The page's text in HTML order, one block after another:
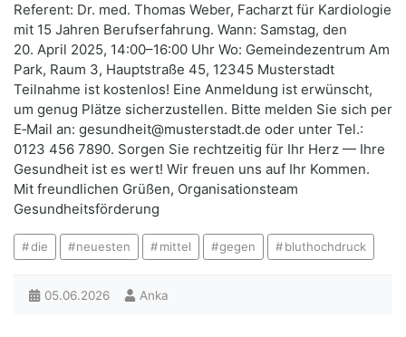
Referent: Dr. med. Thomas Weber, Facharzt für Kardiologie
mit 15 Jahren Berufserfahrung. Wann: Samstag, den
20. April 2025, 14:00–16:00 Uhr Wo: Gemeindezentrum Am
Park, Raum 3, Hauptstraße 45, 12345 Musterstadt
Teilnahme ist kostenlos! Eine Anmeldung ist erwünscht,
um genug Plätze sicherzustellen. Bitte melden Sie sich per
E‑Mail an: gesundheit@musterstadt.de oder unter Tel.:
0123 456 7890. Sorgen Sie rechtzeitig für Ihr Herz — Ihre
Gesundheit ist es wert! Wir freuen uns auf Ihr Kommen.
Mit freundlichen Grüßen, Organisationsteam
Gesundheitsförderung
die neuesten mittel gegen bluthochdruck
05.06.2026 Anka